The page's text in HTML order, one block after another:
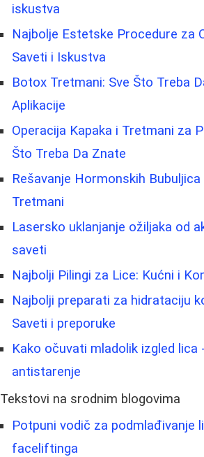
iskustva
Najbolje Estetske Procedure za
Saveti i Iskustva
Botox Tretmani: Sve Što Treba
Aplikacije
Operacija Kapaka i Tretmani za
Što Treba Da Znate
Rešavanje Hormonskih Bubuljica
Tretmani
Lasersko uklanjanje ožiljaka od
saveti
Najbolji Pilingi za Lice: Kućni i
Najbolji preparati za hidrataciju
Saveti i preporuke
Kako očuvati mladolik izgled lica
antistarenje
Tekstovi na srodnim blogovima
Potpuni vodič za podmlađivanje
faceliftinga